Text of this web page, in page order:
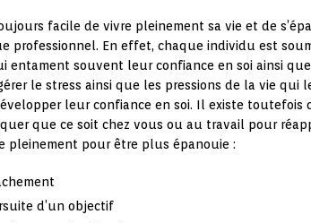
facile de vivre pleinement sa vie et de
professionnel. En effet, chaque individu est
entament souvent leur confiance en soi ainsi
le stress ainsi que les pressions de la vie qui
leur confiance en soi. Il existe toutefois
que ce soit chez vous ou au travail pour
pleinement pour être plus épanouie :
d’un objectif